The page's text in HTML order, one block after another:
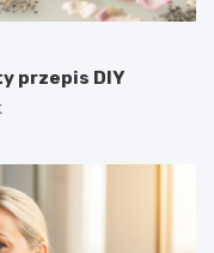
przepis DIY